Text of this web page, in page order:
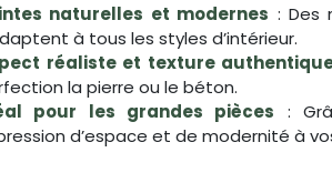
naturelles et modernes : Des
à tous les styles d’intérieur.
réaliste et texture
la pierre ou le béton.
pour les grandes pièces :
d’espace et de modernité à